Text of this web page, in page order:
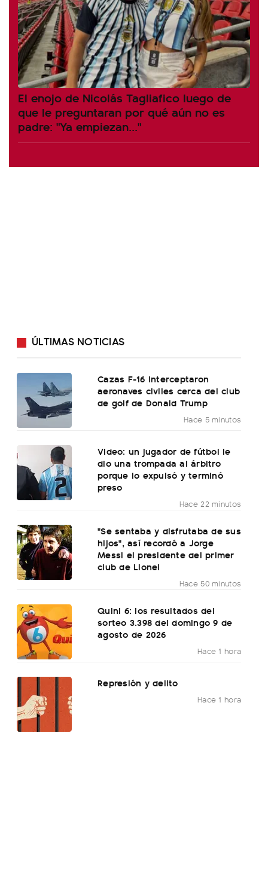
El enojo de Nicolás Tagliafico luego de
que le preguntaran por qué aún no es
padre: "Ya empiezan..."
ÚLTIMAS NOTICIAS
Cazas F-16 interceptaron
aeronaves civiles cerca del club
de golf de Donald Trump
Hace 5 minutos
Video: un jugador de fútbol le
dio una trompada al árbitro
porque lo expulsó y terminó
preso
Hace 22 minutos
"Se sentaba y disfrutaba de sus
hijos", así recordó a Jorge
Messi el presidente del primer
club de Lionel
Hace 50 minutos
Quini 6: los resultados del
sorteo 3.398 del domingo 9 de
agosto de 2026
Hace 1 hora
Represión y delito
Hace 1 hora